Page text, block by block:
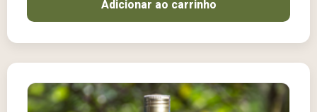
Adicionar ao carrinho